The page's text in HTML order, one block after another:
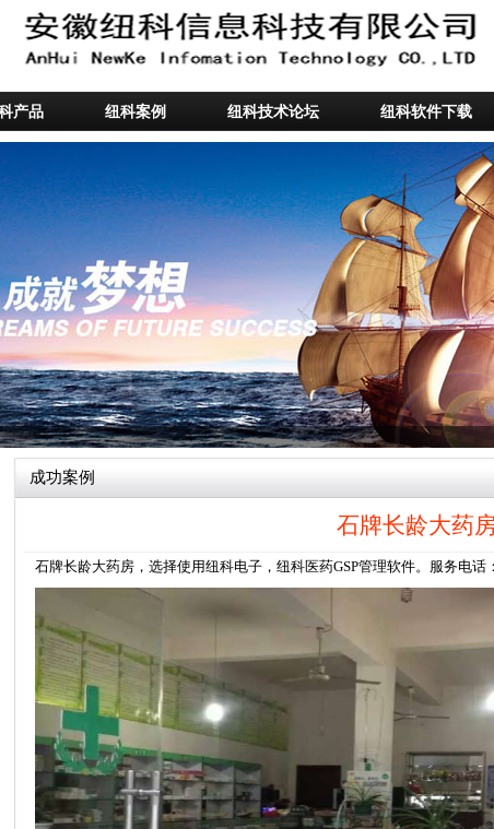
产品 纽科案例 纽科技术论坛 纽科软件下载
成功案例
石牌长龄大药
石牌长龄大药房，选择使用纽科电子，纽科医药GSP管理软件。服务电话